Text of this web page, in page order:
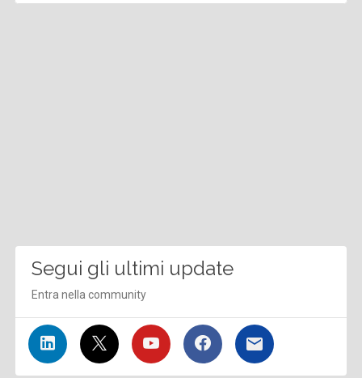
Segui gli ultimi update
Entra nella community